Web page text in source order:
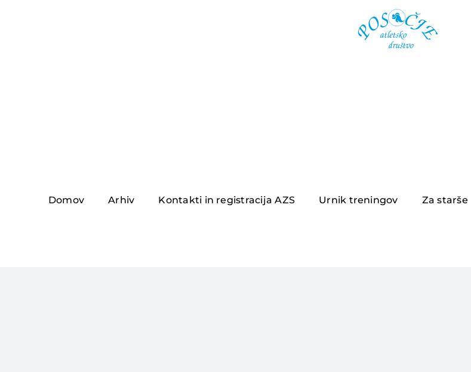
Domov Arhiv Kontakti in registracija AZS Urnik treningov Za starše